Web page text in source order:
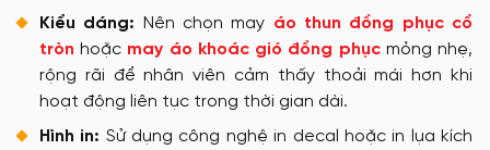
Kiểu dáng: Nên chọn may áo thun đồng phục cổ
tròn hoặc may áo khoác gió đồng phụcmỏng nhẹ,
rộng rãi để nhân viên cảm thấy thoải mái hơn khi
hoạt động liên tục trong thời gian dài.
Hình in: Sử dụng công nghệ in decal hoặc in lụa kích